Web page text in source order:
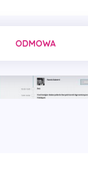
ODMOWA